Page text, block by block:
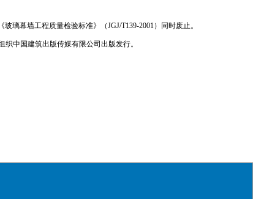
璃幕墙工程质量检验标准》（JGJ/T139-2001）同时废止。
中国建筑出版传媒有限公司出版发行。